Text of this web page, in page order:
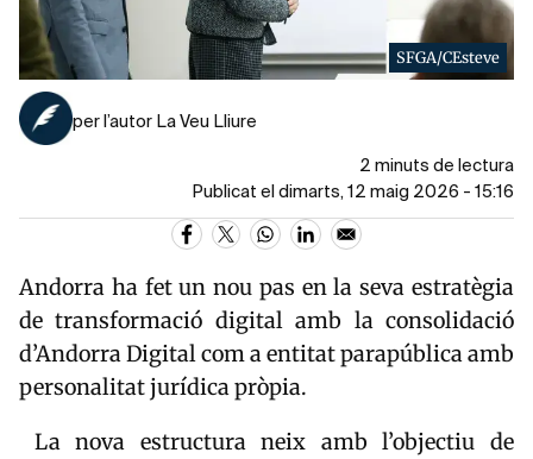
SFGA/CEsteve
per l’autor La Veu Lliure
2 minuts de lectura
Publicat el dimarts, 12 maig 2026 - 15:16
Andorra ha fet un nou pas en la seva estratègia
de transformació digital amb la consolidació
d’Andorra Digitalcom a entitat parapública amb
personalitat jurídica pròpia.
La nova estructura neix amb l’objectiu de